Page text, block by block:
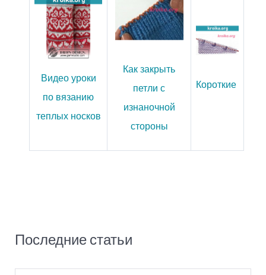
Видео уроки
по вязанию
теплых носков
Как закрыть
петли с
изнаночной
стороны
Короткие
Последние статьи